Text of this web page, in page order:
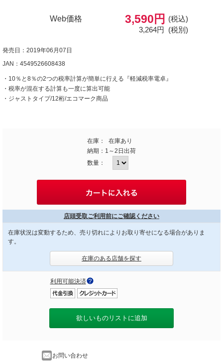
Web価格 3,590円
(税込)
3,264円 (税別)
発売日：2019年06月07日
JAN：4549526608438
・10％と8％の2つの税率計算が簡単に行える『軽減税率電卓』
・税率が混在する計算も一度に算出可能
・ジャストタイプ/12桁/エコマーク商品
在庫：
在庫あり
納期： 1～2日出荷
数量：
店頭受取ご利用前にご確認ください
在庫状況は変動するため、売り切れによりお取り寄せになる場合がありま
す。
在庫のある店舗を探す
利用可能決済
欲しいものリストに追加
お問い合わせ